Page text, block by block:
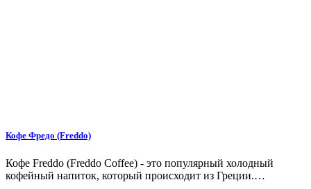
Кофе Фредо (Freddo)
Кофе Freddo (Freddo Coffee) - это популярный холодный
кофейный напиток, который происходит из Греции.…